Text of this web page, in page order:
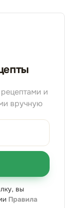
и
вручную
вы
Правила